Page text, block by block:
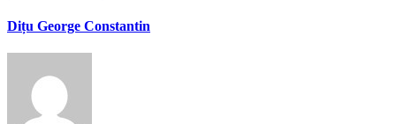
Dițu George Constantin